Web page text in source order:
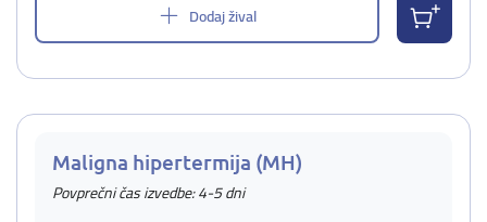
Dodaj žival
Maligna hipertermija (MH)
Povprečni čas izvedbe: 4-5 dni